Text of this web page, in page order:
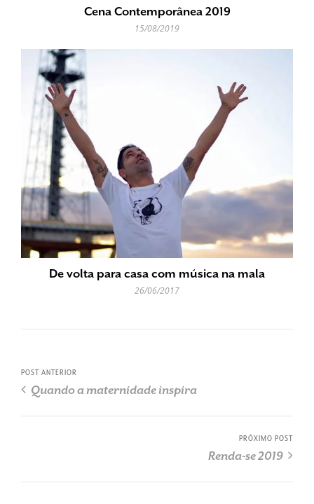
Cena Contemporânea 2019
15/08/2019
De volta para casa com música na mala
26/06/2017
POST ANTERIOR
Quando a maternidade inspira
PRÓXIMO POST
Renda-se 2019